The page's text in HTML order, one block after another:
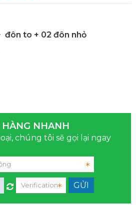
đôn to + 02 đôn nhỏ
NHANH
chúng tôi sẽ gọi lại ngay